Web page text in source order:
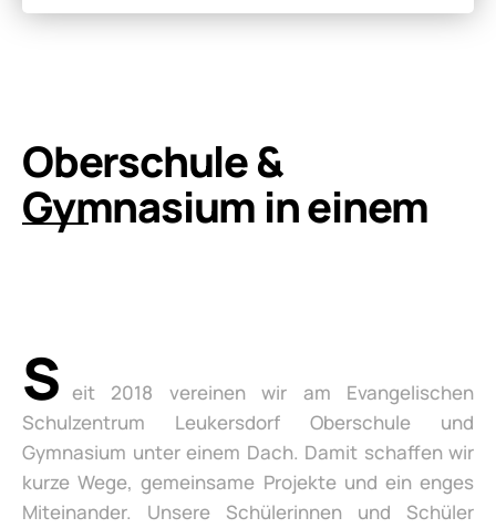
Oberschule &
Gymnasium in einem
S eit 2018 vereinen wir am Evangelischen
Schulzentrum Leukersdorf Oberschule und
Gymnasium unter einem Dach. Damit schaffen wir
kurze Wege, gemeinsame Projekte und ein enges
Miteinander. Unsere Schülerinnen und Schüler